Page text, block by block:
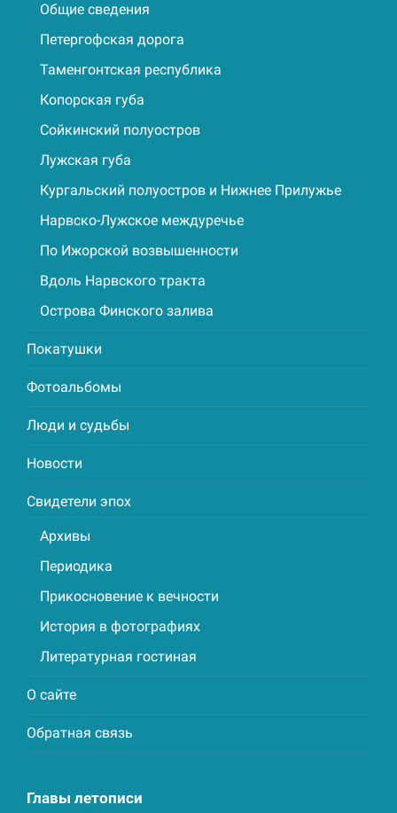
Общие сведения
Петергофская дорога
Таменгонтская республика
Копорская губа
Сойкинский полуостров
Лужская губа
Кургальский полуостров и Нижнее Прилужье
Нарвско-Лужское междуречье
По Ижорской возвышенности
Вдоль Нарвского тракта
Острова Финского залива
Покатушки
Фотоальбомы
Люди и судьбы
Новости
Свидетели эпох
Архивы
Периодика
Прикосновение к вечности
История в фотографиях
Литературная гостиная
О сайте
Обратная связь
Главы летописи